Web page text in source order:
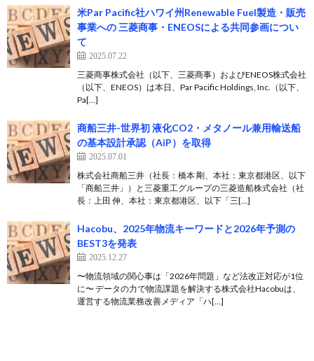
米Par Pacific社ハワイ州Renewable Fuel製造・販売
事業への 三菱商事・ENEOSによる共同参画につい
て
2025.07.22
三菱商事株式会社（以下、三菱商事）およびENEOS株式会社
（以下、ENEOS）は本日、Par Pacific Holdings, Inc.（以下、
Pa[…]
商船三井-世界初 液化CO2・メタノール兼用輸送船
の基本設計承認（AiP）を取得
2025.07.01
株式会社商船三井（社長：橋本 剛、本社：東京都港区、以下
「商船三井」）と三菱重工グループの三菱造船株式会社（社
長：上田 伸、本社：東京都港区、以下「三[…]
Hacobu、2025年物流キーワードと2026年予測の
BEST3を発表
2025.12.27
〜物流領域の関心事は「2026年問題」など法改正対応が1位
に〜 データの力で物流課題を解決する株式会社Hacobuは、
運営する物流業務改善メディア「ハ[…]